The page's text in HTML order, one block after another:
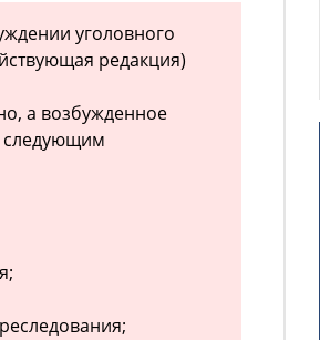
уголовного
редакция)
а возбужденное
следующим